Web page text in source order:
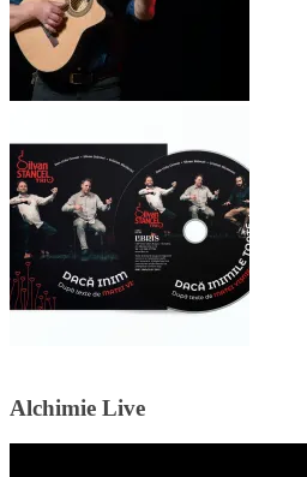
Alchimie Live